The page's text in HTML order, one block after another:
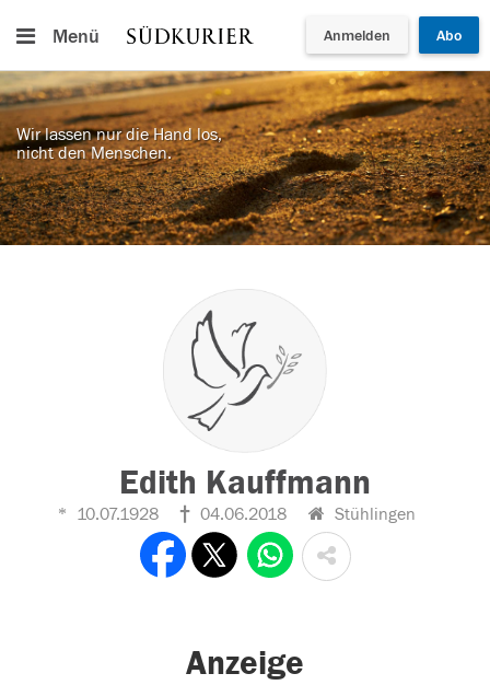
Menü Anmelden Abo
Wir lassen nur die Hand los,
nicht den Menschen.
Edith Kauffmann
10.07.1928 04.06.2018 Stühlingen
Anzeige